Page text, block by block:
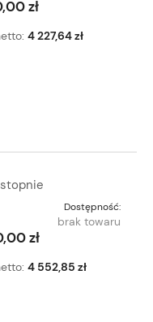
zł
4 227,64 zł
Dostępność:
brak towaru
zł
4 552,85 zł